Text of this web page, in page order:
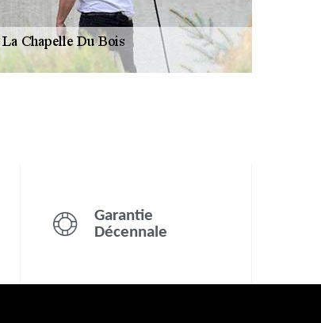
Garantie
Décennale